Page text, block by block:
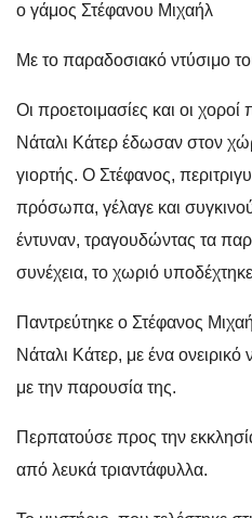
ο γάμος Στέφανου Μιχαήλ
Με το παραδοσιακό ντύσιμο
Οι προετοιμασίες και οι χοροί
Νάταλι Κάτερ έδωσαν στον
γιορτής. Ο Στέφανος,
πρόσωπα, γέλαγε και
έντυναν, τραγουδώντας τα
συνέχεια, το χωριό
Παντρεύτηκε ο Στέφανος
Νάταλι Κάτερ, με ένα
με την παρουσία της.
Περπατούσε προς την
από λευκά τριαντάφυλλα.